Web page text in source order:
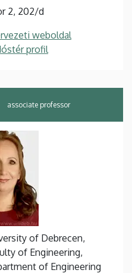
2, 202/d
weboldal
profil
associate professor
of Debrecen,
of Engineering,
of Engineering